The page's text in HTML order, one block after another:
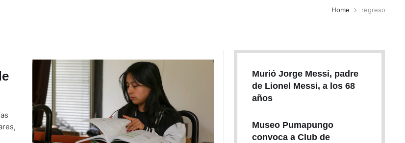
Home regreso
Murió Jorge Messi, padre
de Lionel Messi, a los 68
años
Museo Pumapungo
convoca a Club de